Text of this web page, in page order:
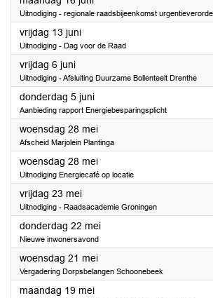
Uitnodiging - regionale raadsbijeenkomst
vrijdag 13 juni2025
Uitnodiging - Dag voor de Raad
vrijdag 6 juni2025
Uitnodiging - Afsluiting Duurzame Bollenteelt Drenthe
donderdag 5 juni2025
Aanbieding rapport Energiebesparingsplicht
woensdag 28 mei2025
Afscheid Marjolein Plantinga
woensdag 28 mei2025
Uitnodiging Energiecafé op locatie
vrijdag 23 mei2025
Uitnodiging - Raadsacademie Groningen
donderdag 22 mei2025
Nieuwe inwonersavond
woensdag 21 mei2025
Vergadering Dorpsbelangen Schoonebeek
maandag 19 mei2025